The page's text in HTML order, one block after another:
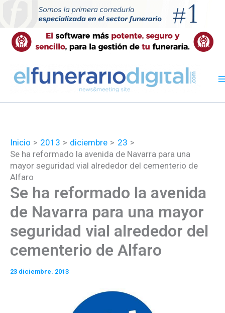
contenido
Inicio 2013 diciembre
23
Se ha reformado la avenida de Navarra para una
mayor seguridad vial alrededor del cementerio de
Alfaro
Se ha reformado la avenida
de Navarra para una mayor
seguridad vial alrededor del
cementerio de Alfaro
23 diciembre. 2013